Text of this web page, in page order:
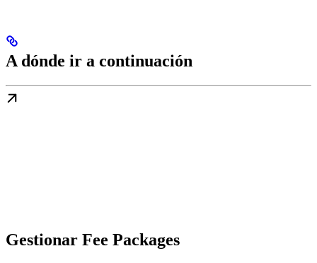
A dónde ir a continuación
Gestionar Fee Packages